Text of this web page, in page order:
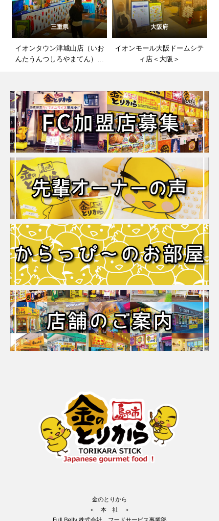
三重県
イオンタウン津城山店（いお
んたうんつしろやまてん）＜
大阪府
イオンモール大阪ドームシテ
ィ店＜大阪＞
金のとりから
＜ 本 社 ＞